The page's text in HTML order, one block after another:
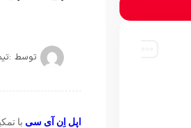
توسط :
اپل اِن آی سی با